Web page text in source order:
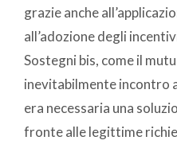
grazie anche
all’adozione degli
Sostegni bis, come il
inevitabilmente incontro
era necessaria una
fronte alle legittime